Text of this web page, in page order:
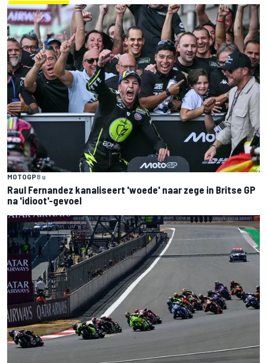
MOTOGP8 u
Raul Fernandez kanaliseert 'woede' naar zege in Britse GP
na 'idioot'-gevoel